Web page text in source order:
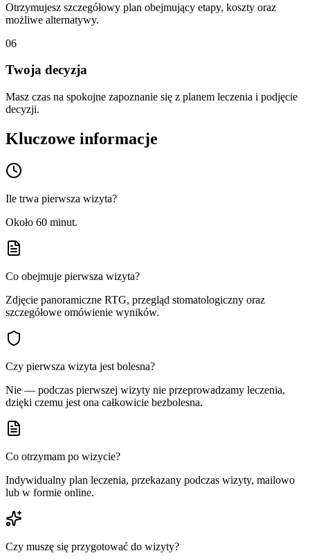
Otrzymujesz szczegółowy plan obejmujący etapy, koszty oraz
możliwe alternatywy.
06
Twoja decyzja
Masz czas na spokojne zapoznanie się z planem leczenia i podjęcie
decyzji.
Kluczowe informacje
Ile trwa pierwsza wizyta?
Około 60 minut.
Co obejmuje pierwsza wizyta?
Zdjęcie panoramiczne RTG, przegląd stomatologiczny oraz
szczegółowe omówienie wyników.
Czy pierwsza wizyta jest bolesna?
Nie — podczas pierwszej wizyty nie przeprowadzamy leczenia,
dzięki czemu jest ona całkowicie bezbolesna.
Co otrzymam po wizycie?
Indywidualny plan leczenia, przekazany podczas wizyty, mailowo
lub w formie online.
Czy muszę się przygotować do wizyty?